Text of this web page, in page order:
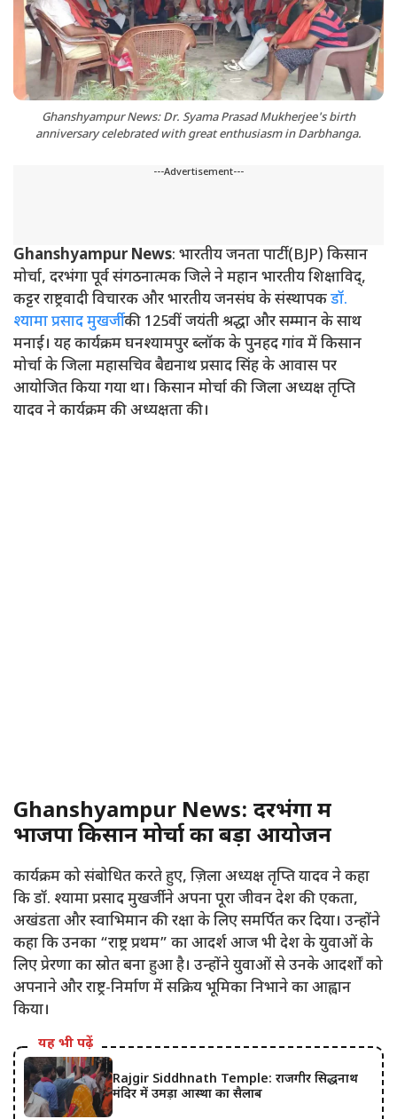
Ghanshyampur News: Dr. Syama Prasad Mukherjee's birth
anniversary celebrated with great enthusiasm in Darbhanga.
---Advertisement---
Ghanshyampur News: भारतीय जनता पार्टी (BJP) किसान
मोर्चा, दरभंगा पूर्व संगठनात्मक जिले ने महान भारतीय शिक्षाविद्,
कट्टर राष्ट्रवादी विचारक और भारतीय जनसंघ के संस्थापकडॉ.
श्यामा प्रसाद मुखर्जीकी 125वीं जयंती श्रद्धा और सम्मान के साथ
मनाई। यह कार्यक्रम घनश्यामपुर ब्लॉक के पुनहद गांव में किसान
मोर्चा के जिला महासचिव बैद्यनाथ प्रसाद सिंह के आवास पर
आयोजित किया गया था। किसान मोर्चा की जिला अध्यक्ष तृप्ति
यादव ने कार्यक्रम की अध्यक्षता की।
Ghanshyampur News: दरभंगा में
भाजपा किसान मोर्चा का बड़ा आयोजन
कार्यक्रम को संबोधित करते हुए, ज़िला अध्यक्ष तृप्ति यादव ने कहा
कि डॉ. श्यामा प्रसाद मुखर्जी ने अपना पूरा जीवन देश की एकता,
अखंडता और स्वाभिमान की रक्षा के लिए समर्पित कर दिया। उन्होंने
कहा कि उनका “राष्ट्र प्रथम” का आदर्श आज भी देश के युवाओं के
लिए प्रेरणा का स्रोत बना हुआ है। उन्होंने युवाओं से उनके आदर्शों को
अपनाने और राष्ट्र-निर्माण में सक्रिय भूमिका निभाने का आह्वान
किया।
यह भी पढ़ें
Rajgir Siddhnath Temple: राजगीर सिद्धनाथ
मंदिर में उमड़ा आस्था का सैलाब